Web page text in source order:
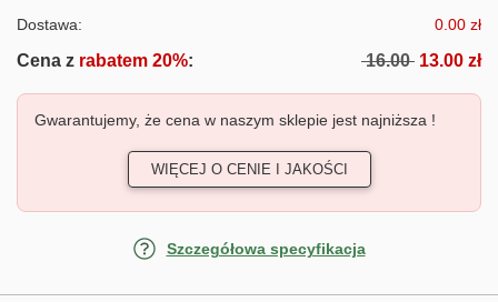
Dostawa: 0.00 zł
Cena z rabatem 20%: 16.00 13.00 zł
Gwarantujemy, że cena w naszym sklepie jest najniższa !
WIĘCEJ O CENIE I JAKOŚCI
Szczegółowa specyfikacja